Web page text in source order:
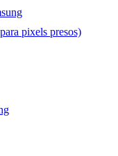
pixels presos)